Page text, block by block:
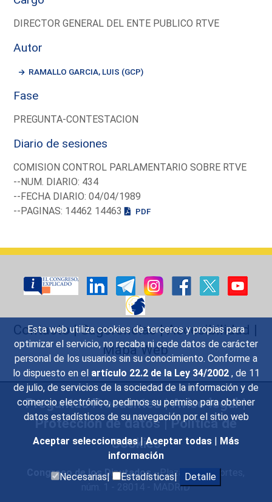
Esta web utiliza cookies de terceros y propias para
optimizar el servicio, no recaba ni cede datos de carácter
personal de los usuarios sin su conocimiento. Conforme a
lo dispuesto en el artículo 22.2 de la Ley 34/2002 , de 11
de julio, de servicios de la sociedad de la información y de
comercio electrónico, pedimos su permiso para obtener
datos estadísticos de su navegación por el sitio web
Aceptar seleccionadas | Aceptar todas | Más
información
Necesarias|
Estadísticas| Detalle
DIRECTOR GENERAL DEL ENTE PUBLICO RTVE
Autor
RAMALLO GARCIA, LUIS (GCP)
Fase
PREGUNTA-CONTESTACION
Diario de sesiones
COMISION CONTROL PARLAMENTARIO SOBRE RTVE
--NUM. DIARIO: 434
--FECHA DIARIO: 04/04/1989
--PAGINAS: 14462 14463
PDF
Contacto|Sugerencias|Accesibilidad |
Mapa Web
Preguntas Frecuentes|Aviso legal|
Protección de datos|Política de
Cookies
Congreso de los Diputados- Plaza de las Cortes,
núm. 1 - 28014 - MADRID